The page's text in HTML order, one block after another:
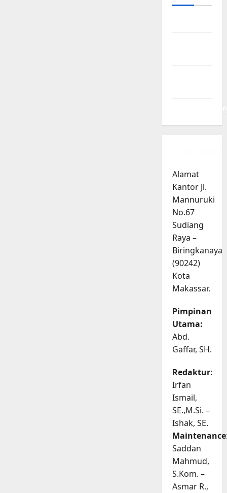
Alamat
Kantor Jl.
Mannuruki
No.67
Sudiang
Raya –
Biringkanaya
(90242)
Kota
Makassar.
Pimpinan
Utama:
Abd.
Gaffar, SH.
Redaktur:
Irfan
Ismail,
SE.,M.Si. –
Ishak, SE.
Maintenance
Saddan
Mahmud,
S.Kom. –
Asmar R.,